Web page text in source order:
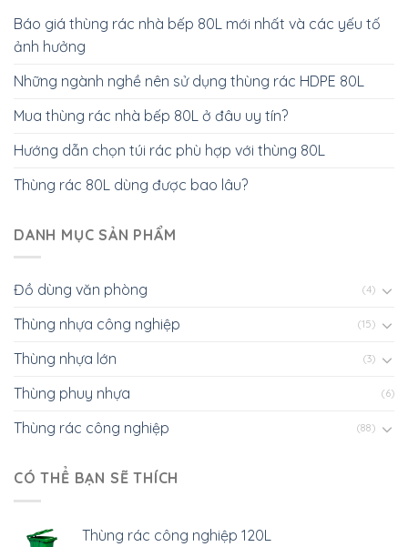
Báo giá thùng rác nhà bếp 80L mới nhất và các yếu tố
ảnh hưởng
Những ngành nghề nên sử dụng thùng rác HDPE 80L
Mua thùng rác nhà bếp 80L ở đâu uy tín?
Hướng dẫn chọn túi rác phù hợp với thùng 80L
Thùng rác 80L dùng được bao lâu?
DANH MỤC SẢN PHẨM
Đồ dùng văn phòng (4)
Thùng nhựa công nghiệp (15)
Thùng nhựa lớn (3)
Thùng phuy nhựa (6)
Thùng rác công nghiệp (88)
CÓ THỂ BẠN SẼ THÍCH
Thùng rác công nghiệp 120L